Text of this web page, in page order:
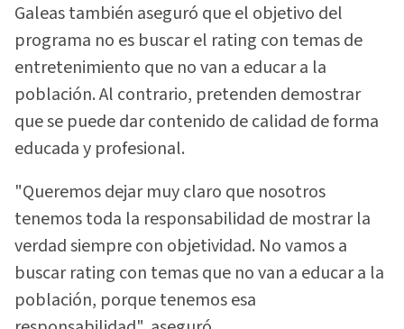
Galeas también aseguró que el objetivo del
programa no es buscar el rating con temas de
entretenimiento que no van a educar a la
población. Al contrario, pretenden demostrar
que se puede dar contenido de calidad de forma
educada y profesional.
"Queremos dejar muy claro que nosotros
tenemos toda la responsabilidad de mostrar la
verdad siempre con objetividad. No vamos a
buscar rating con temas que no van a educar a la
población, porque tenemos esa